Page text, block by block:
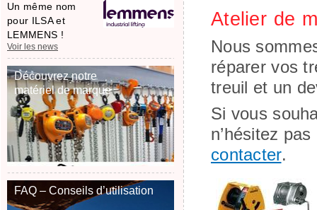
Un même nom
pour ILSA et
LEMMENS !
Voir les news
Découvrez notre
matériel de marque
FAQ – Conseils d’utilisation
Atelier de
Nous
réparer vos
treuil et un
Si vous
n’hésitez
contacter.